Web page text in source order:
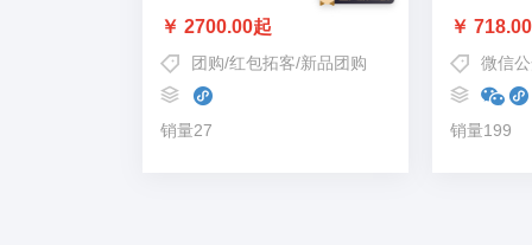
￥ 2700.00起
团购/红包拓客/新品团购
销量27
￥
微信
销量199